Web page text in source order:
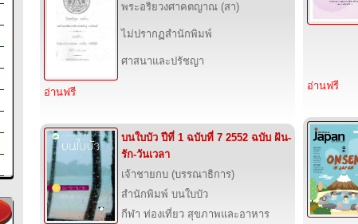
พระอริยวงศาคตญาณ (สา)
ไม่ปรากฏสำนักพิมพ์
ศาสนาและปรัชญา
อ่านฟรี
บนใบบัว ปีที่ 1 ฉบับที่ 7 2552 ฉบับ ฝัน-
รัก-วันเวลา
เจ้าชายกบ (บรรณาธิการ)
สำนักพิมพ์ บนใบบัว
กีฬา ท่องเที่ยว สุขภาพและอาหาร
อ่านฟรี